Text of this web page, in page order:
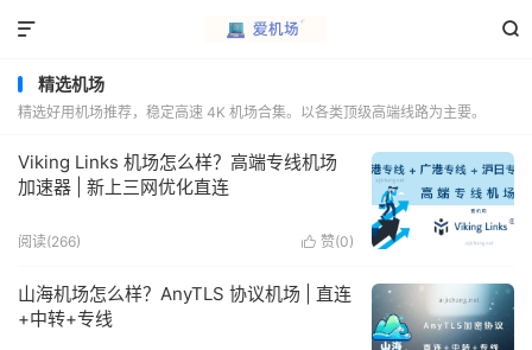


精选机场
精选好用机场推荐，稳定高速 4K 机场合集。以各类顶级高端线路为主要。
Viking Links 机场怎么样？高端专线机场
加速器 | 新上三网优化直连
 赞(0)
阅读(266)
山海机场怎么样？AnyTLS 协议机场 | 直连
+中转+专线